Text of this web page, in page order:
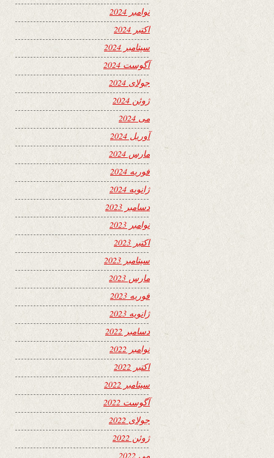
نوامبر 2024
اکتبر 2024
سپتامبر 2024
آگوست 2024
جولای 2024
ژوئن 2024
می 2024
آوریل 2024
مارس 2024
فوریه 2024
ژانویه 2024
دسامبر 2023
نوامبر 2023
اکتبر 2023
سپتامبر 2023
مارس 2023
فوریه 2023
ژانویه 2023
دسامبر 2022
نوامبر 2022
اکتبر 2022
سپتامبر 2022
آگوست 2022
جولای 2022
ژوئن 2022
می 2022